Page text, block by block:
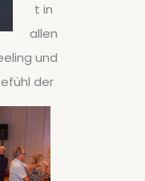
t in
allen
und
der